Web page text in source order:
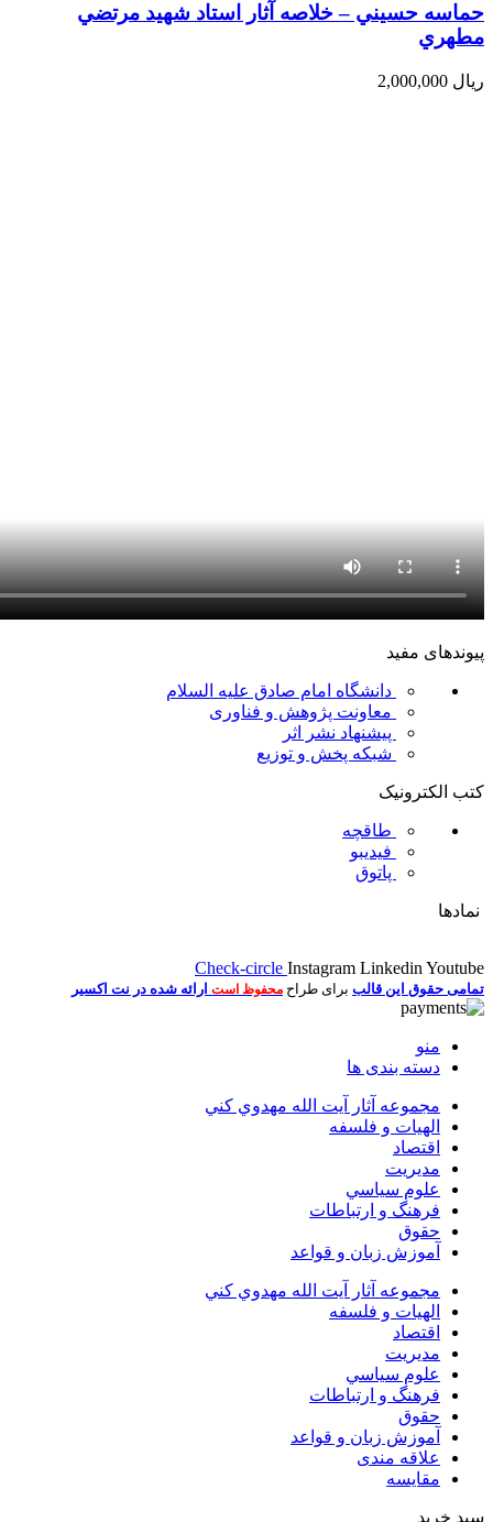
حماسه حسيني – خلاصه آثار استاد شهيد مرتضي
مطهري
ریال
پیوندهای مفید
دانشگاه امام صادق علیه السلام
معاونت پژوهش و فناوری
پیشنهاد نشر اثر
شبکه پخش و توزیع
کتب الکترونیک
طاقچه
فیدیبو
پاتوق
نمادها
Check-circle Instagram Linkedin Youtube
تمامی حقوق این قالب برای طراح محفوظ است ارائه شده در نت اکسیر
منو
دسته بندی ها
مجموعه آثار آيت الله مهدوي كني
الهیات و فلسفه
اقتصاد
مديريت
علوم سياسي
فرهنگ و ارتباطات
حقوق
آموزش زبان و قواعد
مجموعه آثار آيت الله مهدوي كني
الهیات و فلسفه
اقتصاد
مديريت
علوم سياسي
فرهنگ و ارتباطات
حقوق
آموزش زبان و قواعد
علاقه مندی
مقایسه
سبد خرید